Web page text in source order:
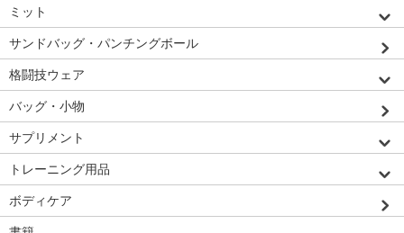
ミット
サンドバッグ・パンチングボール
格闘技ウェア
バッグ・小物
サプリメント
トレーニング用品
ボディケア